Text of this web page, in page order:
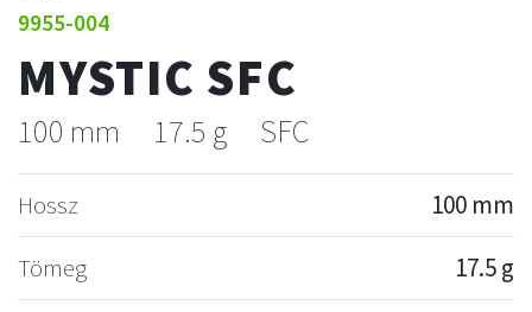
9955-004
MYSTIC SFC
100 mm 17.5 g SFC
Hossz
100 mm
Tömeg
17.5 g